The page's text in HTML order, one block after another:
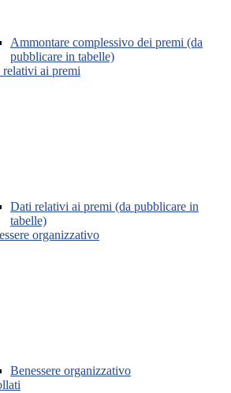
Ammontare complessivo dei premi (da
pubblicare in tabelle)
ai premi
Dati relativi ai premi (da pubblicare in
tabelle)
organizzativo
Benessere organizzativo